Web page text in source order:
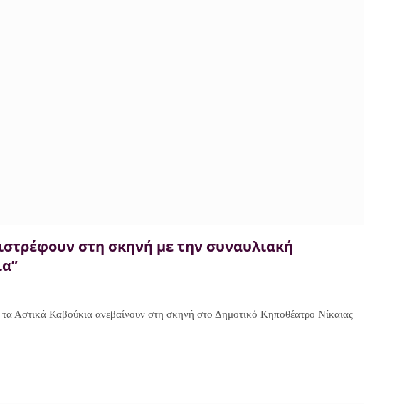
στη σκηνή με την συναυλιακή
Αστικά Καβούκια ανεβαίνουν στη σκηνή στο Δημοτικό Κηποθέατρο Νίκαιας